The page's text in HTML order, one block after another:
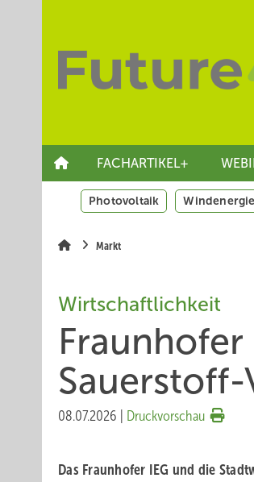
FACHARTIKEL+
Photovoltaik Windenergie
Markt
Wirtschaftlichkeit
08.07.2026 Druckvorschau
Das Fraunhofer IEG und die